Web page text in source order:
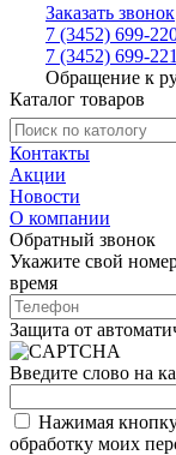
Заказать звонок
7 (3452) 699-
7 (3452) 699-221
Обращение к
Каталог товаров
Контакты
Акции
Новости
О компании
Обратный звонок
Укажите свой
время
Защита от
Введите слово на
Нажимая кнопку
обработку моих